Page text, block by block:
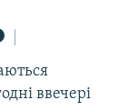
ввечері